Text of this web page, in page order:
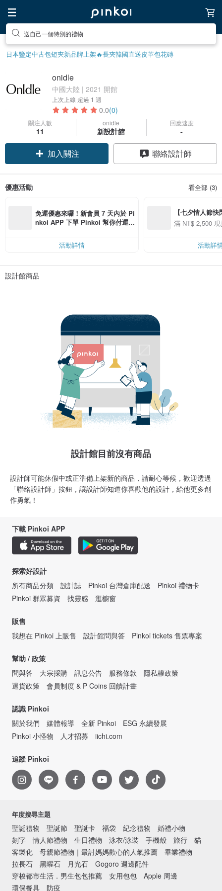
送自己一個特別的禮物
日本鑒定中古包短夾新品牌上架🔥長夾韓國直送皮革包花磚
onidle
中國大陸 | 2021 開館
上次上線 超過 1 週
0.0(0)
關注人數
11
onidle
新設計館
回應速度
-
加入關注 聯絡設計師
優惠活動 看全部 (3)
免運優惠來囉！新會員 7 天內於 Pi
nkoi APP 下單 Pinkoi 幫你付運
活動詳情
【七夕情人節
用 APP 購買任
00 現折 NT$100
滿 NT$ 2,500
活動詳
設計館商品
設計館目前沒有商品
設計師可能休假中或正準備上架新的商品，請耐心等候，歡迎透過
「聯絡設計師」按鈕，讓設計師知道你喜歡他的設計，給他更多創
作勇氣！
下載 Pinkoi APP
探索好設計
所有商品分類
設計誌 Pinkoi 台灣倉庫配送
Pinkoi 禮物卡
Pinkoi 群眾募資
找靈感 逛櫥窗
販售
我想在 Pinkoi 上販售
設計館問與答 Pinkoi tickets 售票專案
幫助 / 政策
問與答
大宗採購 訊息公告 服務條款
隱私權政策
退貨政策
會員制度 & P Coins 回饋計畫
認識 Pinkoi
關於我們
媒體報導 全新 Pinkoi
ESG 永續發展
Pinkoi 小怪物
人才招募 iichi.com
追蹤 Pinkoi
年度搜尋主題
聖誕禮物 聖誕節 聖誕卡 福袋 紀念禮物
婚禮小物
刻字
情人節禮物 生日禮物 泳衣/泳裝 手機殼 旅行
貓
客製化
母親節禮物｜最討媽媽歡心的人氣推薦
畢業禮物
拉長石
黑曜石 月光石
Gogoro 週邊配件
穿梭都市生活．男生包包推薦
女用包包
Apple 周邊
環保餐具
防疫